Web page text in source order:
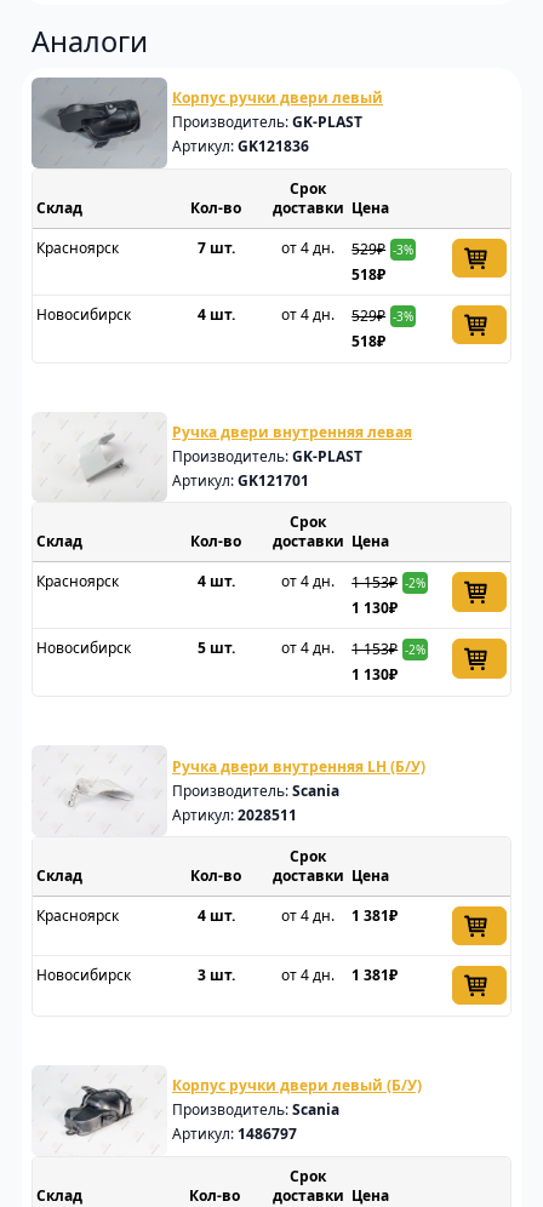
Аналоги
Корпус ручки двери левый
Производитель:GK-PLAST
Артикул:GK121836
Склад
Срок
доставки Цена
Красноярск
7 шт. от 4 дн. 529₽ -3%
518₽
Новосибирск
4 шт. от 4 дн. 529₽ -3%
518₽
Ручка двери внутренняя левая
Производитель:GK-PLAST
Артикул:GK121701
Склад
Срок
доставки Цена
Красноярск
4 шт. от 4 дн. 1 153₽ -2%
1 130₽
Новосибирск
5 шт. от 4 дн. 1 153₽ -2%
1 130₽
Ручка двери внутренняя LH (Б/У)
Производитель:Scania
Артикул:2028511
Склад
Срок
доставки Цена
Красноярск
4 шт. от 4 дн. 1 381₽
Новосибирск 3 шт. от 4 дн. 1 381₽
Корпус ручки двери левый (Б/У)
Производитель:Scania
Артикул: 1486797
Склад
Срок
доставки Цена